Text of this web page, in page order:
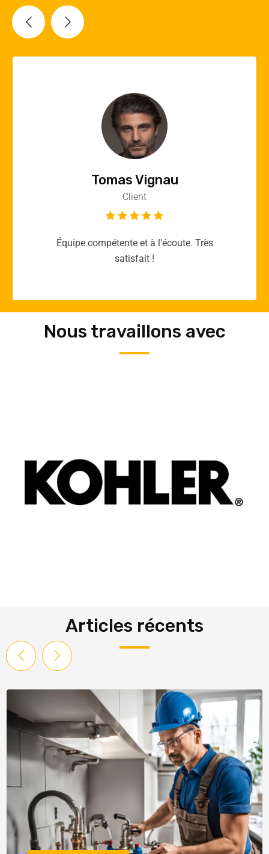
Vincent Quere
Client
Merci yellow365.work pour votre expertise!
Nous travaillons avec
Articles récents